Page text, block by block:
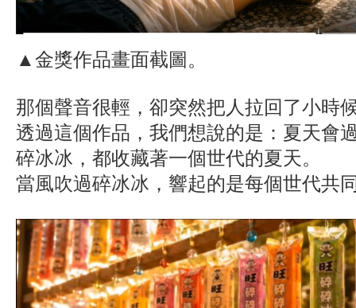
▲金獎作品畫面截圖。
那個聲音很輕，卻突然把人拉回了小時
透過這個作品，我們想說的是：夏天會
碎冰冰，都收藏著一個世代的夏天。
當風吹過碎冰冰，響起的是每個世代共